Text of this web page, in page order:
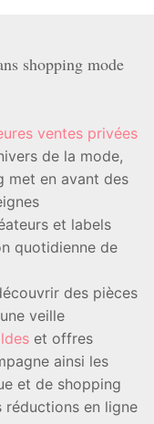
shopping mode
ventes privées
de la mode,
met en avant des
et labels
quotidienne de
des pièces
veille
et offres
ainsi les
et de shopping
réductions en ligne